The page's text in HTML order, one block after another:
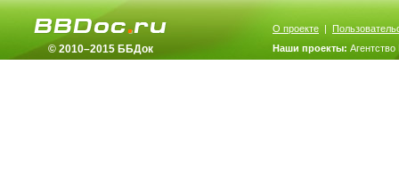
© 2010–2015 ББДок
О проекте |
Наши проекты: